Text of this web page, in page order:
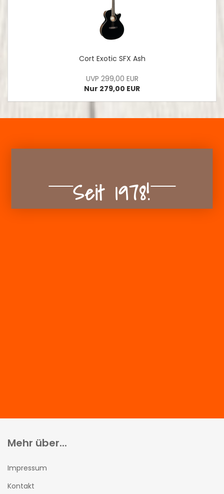
Cort Exotic SFX Ash
UVP 299,00 EUR
Nur 279,00 EUR
Seit 1978!
Mehr über...
Impressum
Kontakt